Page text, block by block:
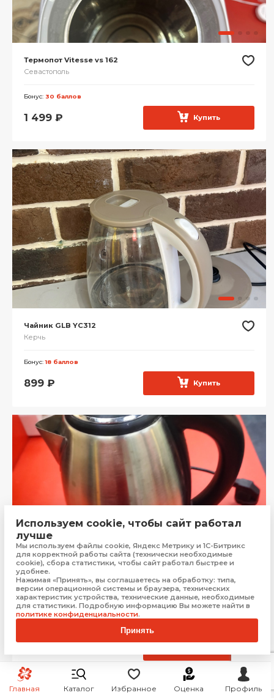
Главная Каталог Избранное Оценка Профиль
Термопот Vitesse vs 162
Севастополь
Бонус: 30 баллов
1 499 ₽ Купить
Чайник GLB YC312
Керчь
Бонус:18 баллов
899 ₽ Купить
Электрочайник CenteK
Краснодар
Используем cookie, чтобы сайт работал
лучше
Мы используем файлы cookie, Яндекс Метрику и 1С-Битрикс
для корректной работы сайта (технически необходимые
cookie), сбора статистики, чтобы сайт работал быстрее и
удобнее.
Нажимая «Принять», вы соглашаетесь на обработку: типа,
версии операционной системы и браузера, технических
характеристик устройства, технические данные, необходимые
для статистики. Подробную информацию Вы можете найти в
политике конфиденциальности.
Принять